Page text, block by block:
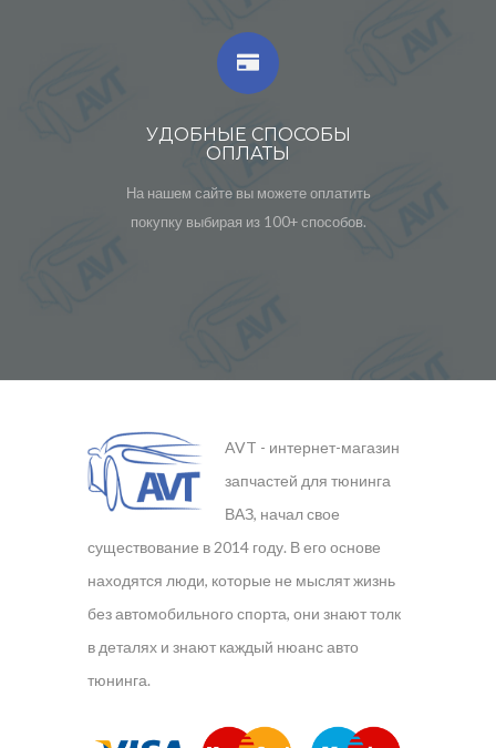
УДОБНЫЕ СПОСОБЫ
ОПЛАТЫ
На нашем сайте вы можете оплатить
покупку выбирая из 100+ способов.
AVT - интернет-магазин
запчастей для тюнинга
ВАЗ, начал свое
существование в 2014 году. В его основе
находятся люди, которые не мыслят жизнь
без автомобильного спорта, они знают толк
в деталях и знают каждый нюанс авто
тюнинга.